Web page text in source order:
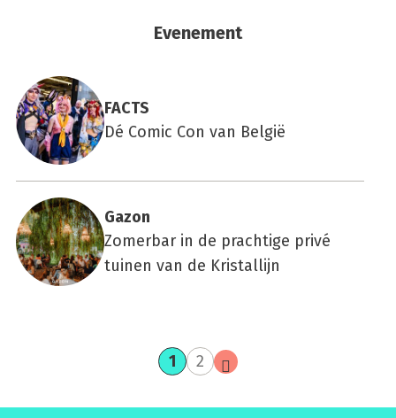
Evenement
FACTS
Dé Comic Con van België
Gazon
Zomerbar in de prachtige privé
tuinen van de Kristallijn
huidige
1 pagina
2 volgende